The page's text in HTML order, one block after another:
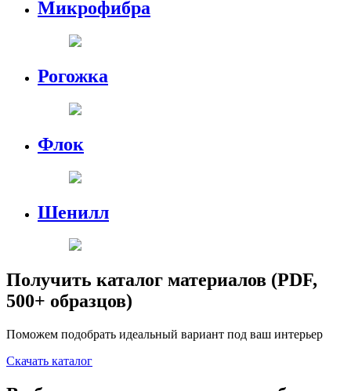
Микрофибра
Рогожка
Флок
Шенилл
Получить каталог материалов (PDF,
500+ образцов)
Поможем подобрать идеальный вариант под ваш интерьер
Скачать каталог